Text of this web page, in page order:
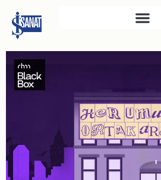
TÜRKIYE İŞ
RESIM HEYKEL
TÜRKIYE İŞ
MÜZESI
İKTISADI